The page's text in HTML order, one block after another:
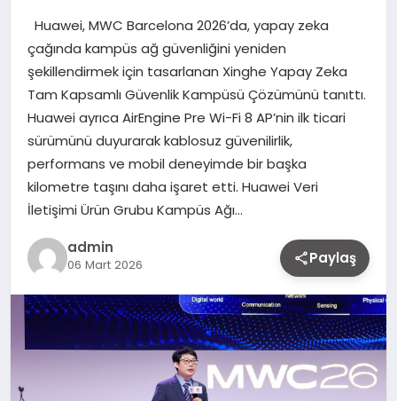
Huawei, MWC Barcelona 2026’da, yapay zeka
çağında kampüs ağ güvenliğini yeniden
şekillendirmek için tasarlanan Xinghe Yapay Zeka
Tam Kapsamlı Güvenlik Kampüsü Çözümünü tanıttı.
Huawei ayrıca AirEngine Pre Wi-Fi 8 AP’nin ilk ticari
sürümünü duyurarak kablosuz güvenilirlik,
performans ve mobil deneyimde bir başka
kilometre taşını daha işaret etti. Huawei Veri
İletişimi Ürün Grubu Kampüs Ağı…
admin
06 Mart 2026 Paylaş